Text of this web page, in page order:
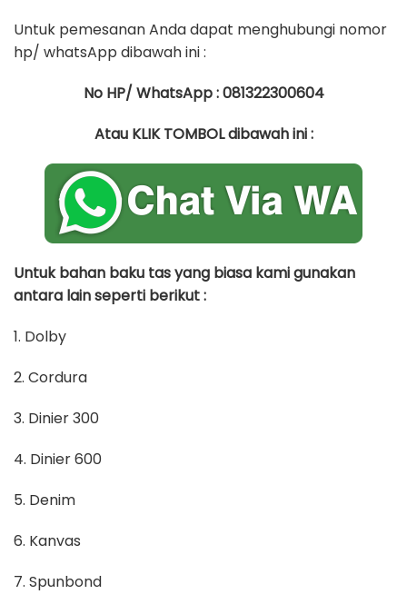
Untuk pemesanan Anda dapat menghubungi nomor
hp/ whatsApp dibawah ini :
No HP/ WhatsApp : 081322300604
Atau KLIK TOMBOL dibawah ini :
Untuk bahan baku tas yang biasa kami gunakan
antara lain seperti berikut :
1. Dolby
2. Cordura
3. Dinier 300
4. Dinier 600
5. Denim
6. Kanvas
7. Spunbond